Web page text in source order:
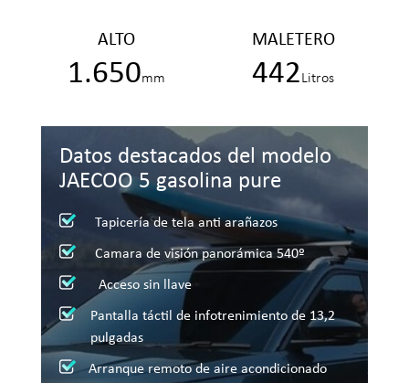
ALTO
1.650mm
MALETERO
442Litros
Datos destacados del modelo
JAECOO 5 gasolina pure
Tapicería de tela anti arañazos
Camara de visión panorámica 540º
Acceso sin llave
Pantalla táctil de infotrenimiento de 13,2
pulgadas
Arranque remoto de aire acondicionado